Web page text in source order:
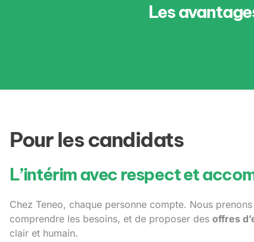
Les
Pour les candidats
L’intérim avec respect et
Chez Teneo, chaque personne compte. Nous
comprendre les besoins, et de proposer des offres
clair et humain.